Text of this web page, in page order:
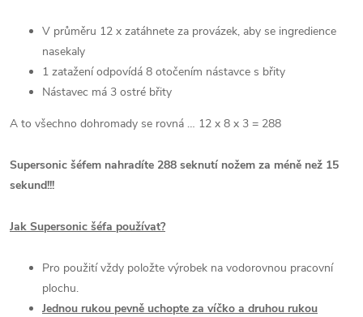
V průměru 12 x zatáhnete za provázek, aby se ingredience
nasekaly
1 zatažení odpovídá 8 otočením nástavce s břity
Nástavec má 3 ostré břity
A to všechno dohromady se rovná … 12 x 8 x 3 = 288
Supersonic šéfem nahradíte 288 seknutí nožem za méně než 15
sekund!!!
Jak Supersonic šéfa používat?
Pro použití vždy položte výrobek na vodorovnou pracovní
plochu.
Jednou rukou pevně uchopte za víčko a druhou rukou